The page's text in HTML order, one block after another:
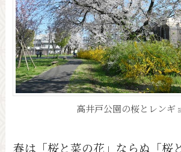
高井戸公園の桜とレンギ
春は「桜と菜の花」ならぬ「桜